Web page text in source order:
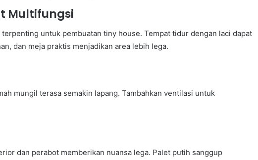
Multifungsi
untuk pembuatan tiny house. Tempat tidur dengan laci dapat
dan meja praktis menjadikan area lebih lega.
mungil terasa semakin lapang. Tambahkan ventilasi untuk
dan perabot memberikan nuansa lega. Palet putih sanggup